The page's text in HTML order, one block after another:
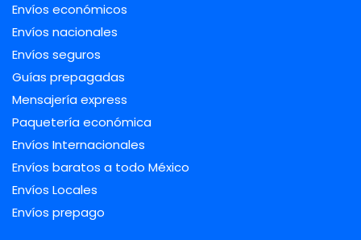
Envíos económicos
Envíos nacionales
Envíos seguros
Guías prepagadas
Mensajería express
Paquetería económica
Envíos Internacionales
Envíos baratos a todo México
Envíos Locales
Envíos prepago